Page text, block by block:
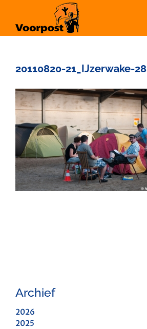
inhoud
20110820-21_IJzerwake-28
Archief
2026
2025